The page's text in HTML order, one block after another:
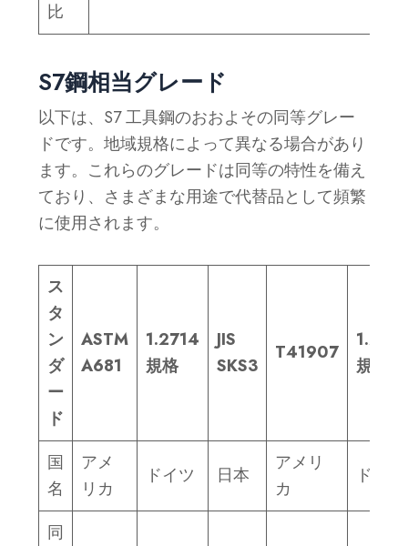
比
S7鋼相当グレード
以下は、S7 工具鋼のおおよその同等グレー
ドです。地域規格によって異なる場合があり
ます。これらのグレードは同等の特性を備え
ており、さまざまな用途で代替品として頻繁
に使用されます。
ス
タ
ン
ダ
ー
ド
ASTM
A681
1.2714
規格
JIS
SKS3
T41907
規格
国
名
アメ
リカ
ドイツ 日本
アメリ
カ
ドイツ
同